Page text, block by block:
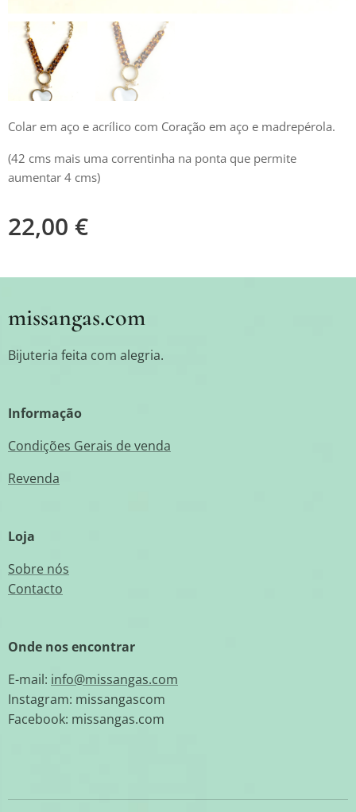
Colar em aço e acrílico com Coração em aço e madrepérola.
(42 cms mais uma correntinha na ponta que permite
aumentar 4 cms)
22,00 €
missangas.com
Bijuteria feita com alegria.
Informação
Condições Gerais de venda
Revenda
Loja
Sobre nós
Contacto
Onde nos encontrar
E-mail: info@missangas.com
Instagram: missangascom
Facebook: missangas.com